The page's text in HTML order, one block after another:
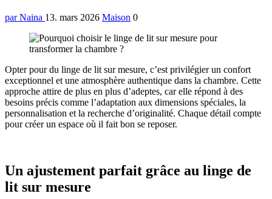
par Naina 13. mars 2026 Maison 0
Opter pour du linge de lit sur mesure, c’est privilégier un confort
exceptionnel et une atmosphère authentique dans la chambre. Cette
approche attire de plus en plus d’adeptes, car elle répond à des
besoins précis comme l’adaptation aux dimensions spéciales, la
personnalisation et la recherche d’originalité. Chaque détail compte
pour créer un espace où il fait bon se reposer.
Un ajustement parfait grâce au linge de
lit sur mesure